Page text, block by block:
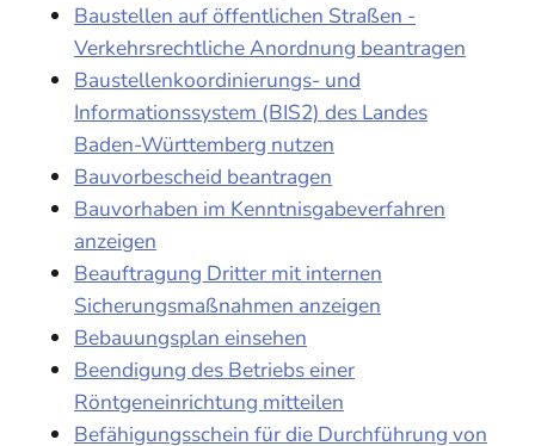
Baustellen auf öffentlichen Straßen -
Verkehrsrechtliche Anordnung beantragen
Baustellenkoordinierungs- und
Informationssystem (BIS2) des Landes
Baden-Württemberg nutzen
Bauvorbescheid beantragen
Bauvorhaben im Kenntnisgabeverfahren
anzeigen
Beauftragung Dritter mit internen
Sicherungsmaßnahmen anzeigen
Bebauungsplan einsehen
Beendigung des Betriebs einer
Röntgeneinrichtung mitteilen
Befähigungsschein für die Durchführung von